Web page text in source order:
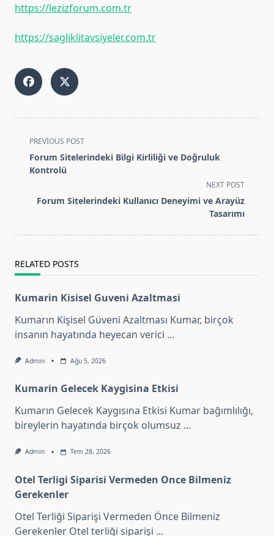
https://lezizforum.com.tr
https://sagliklitavsiyeler.com.tr
<span
class="nav-
subtitle
reader-
PREVIOUS POST
Forum Sitelerindeki Bilgi Kirliliği ve Doğruluk
Kontrolü
NEXT POST
Forum Sitelerindeki Kullanıcı Deneyimi ve Arayüz
Tasarımı
RELATED POSTS
Kumarin Kisisel Guveni Azaltmasi
Kumarın Kişisel Güveni Azaltması Kumar, birçok
insanın hayatında heyecan verici ...
Admin Ağu 5, 2026
Kumarin Gelecek Kaygisina Etkisi
Kumarın Gelecek Kaygısına Etkisi Kumar bağımlılığı,
bireylerin hayatında birçok olumsuz ...
Admin Tem 28, 2026
Otel Terligi Siparisi Vermeden Once Bilmeniz
Gerekenler
Otel Terliği Siparişi Vermeden Önce Bilmeniz
Gerekenler Otel terliği siparişi ...